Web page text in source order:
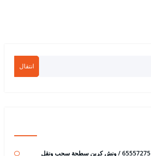
انتقال
ونش ابو حليفة رقم / 65557275 / ونش كرين سطحة سحب ونقل